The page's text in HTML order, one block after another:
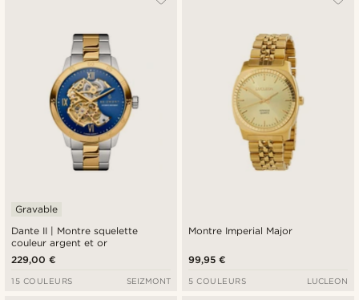
Dante II | Montre squelette
couleur argent et or
Gravable
229,00 €
15 COULEURS SEIZMONT
Montre Imperial Major
99,95 €
5 COULEURS LUCLEON